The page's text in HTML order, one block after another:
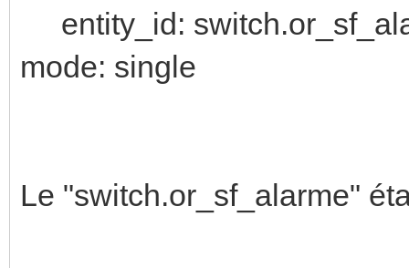
entity_id:
mode: single
Le "switch.or_sf_alarme"